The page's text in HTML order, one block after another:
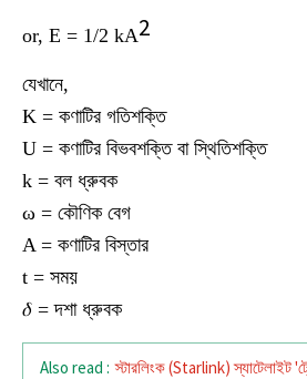
or, E = 1/2 kA2
যেখানে,
K = কণাটির গতিশক্তি
U = কণাটির বিভবশক্তি বা স্থিতিশক্তি
k = বল ধ্রুবক
ω = কৌণিক বেগ
A = কণাটির বিস্তার
t = সময়
𝛿 = দশা ধ্রুবক
Also read : স্টারলিংক (Starlink) স্যাটেলাইট